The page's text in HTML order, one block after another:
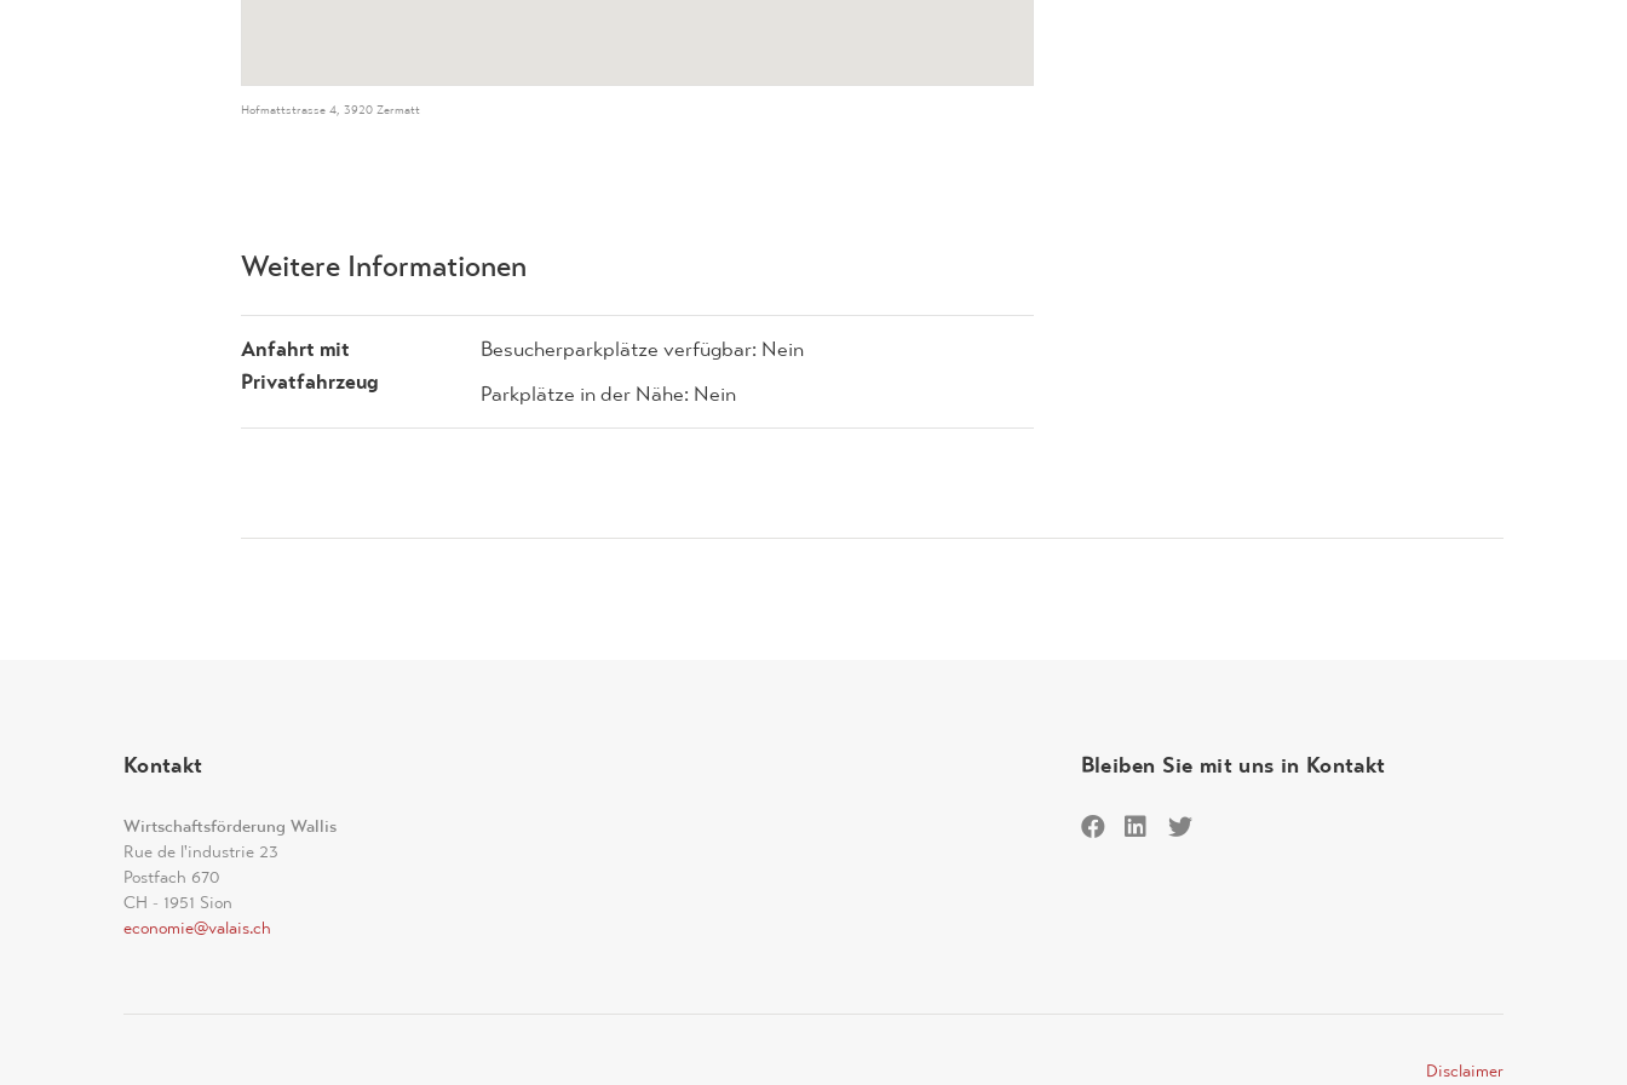
Hofmattstrasse 4, 3920 Zermatt
Weitere Informationen
Anfahrt mit
Privatfahrzeug
Besucherparkplätze verfügbar: Nein
Parkplätze in der Nähe: Nein
Kontakt
Wirtschaftsförderung Wallis
Rue de l'industrie 23
Postfach 670
CH - 1951 Sion
economie@valais.ch
Bleiben Sie mit uns in Kontakt
Disclaimer